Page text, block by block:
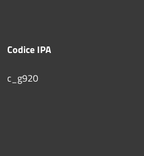
Codice IPA
c_g920